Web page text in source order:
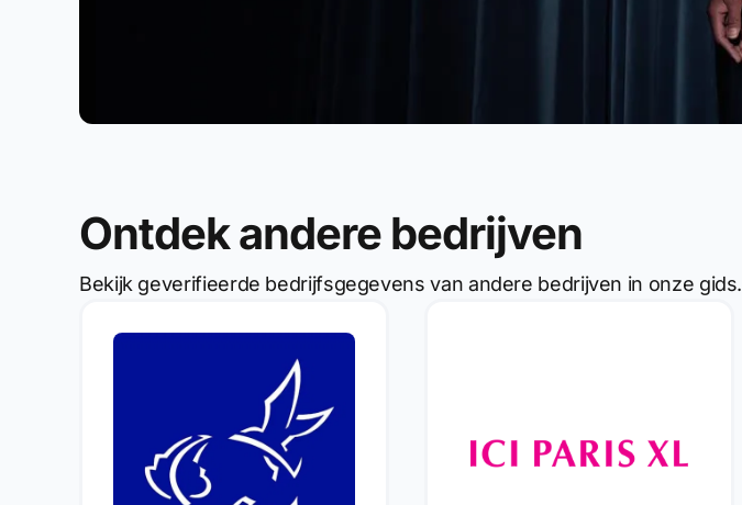
Ontdek andere bedrijven
Bekijk geverifieerde bedrijfsgegevens van andere bedrijven in onze gids.